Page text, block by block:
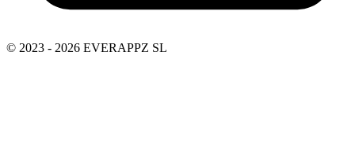
© 2023 - 2026 EVERAPPZ SL